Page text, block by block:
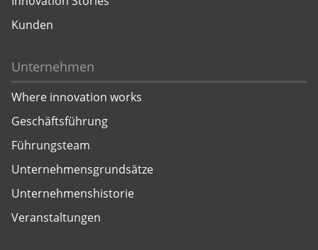
Kunden
Unternehmen
Where innovation works
Geschäftsführung
Führungsteam
Unternehmensgrundsätze
Unternehmenshistorie
Veranstaltungen